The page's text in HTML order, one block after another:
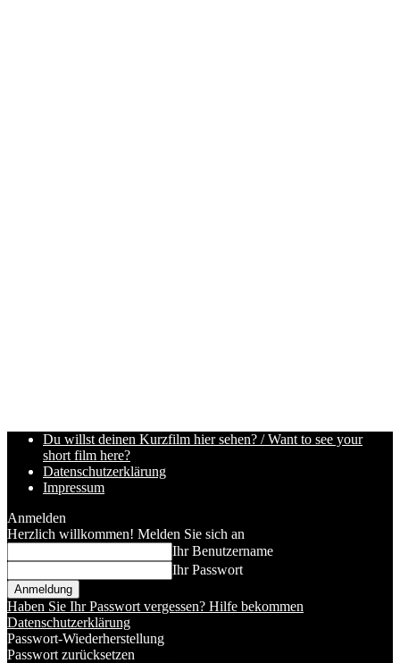
Du willst deinen Kurzfilm hier sehen? / Want to see your
short film here?
Datenschutzerklärung
Impressum
Anmelden
Herzlich willkommen! Melden Sie sich an
Ihr Benutzername
Ihr Passwort
Haben Sie Ihr Passwort vergessen? Hilfe bekommen
Datenschutzerklärung
Passwort-Wiederherstellung
Passwort zurücksetzen